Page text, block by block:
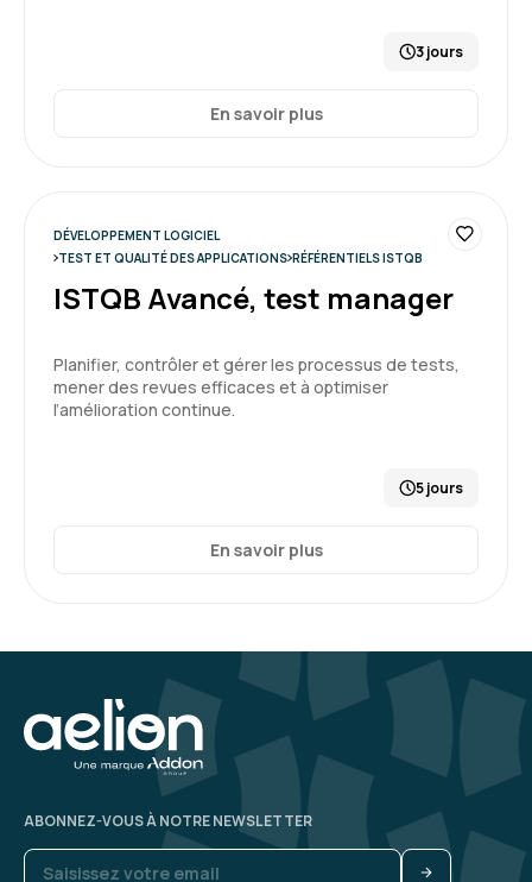
3 jours
En savoir plus
DÉVELOPPEMENT LOGICIEL
TEST ET QUALITÉ DES APPLICATIONS RÉFÉRENTIELS ISTQB
ISTQB Avancé, test manager
Planifier, contrôler et gérer les processus de tests,
mener des revues efficaces et à optimiser
l’amélioration continue.
5 jours
En savoir plus
ABONNEZ-VOUS À NOTRE NEWSLETTER